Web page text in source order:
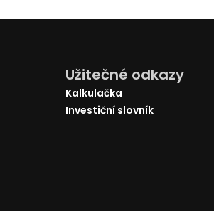
Užitečné odkazy
Kalkulačka
Investiční slovník